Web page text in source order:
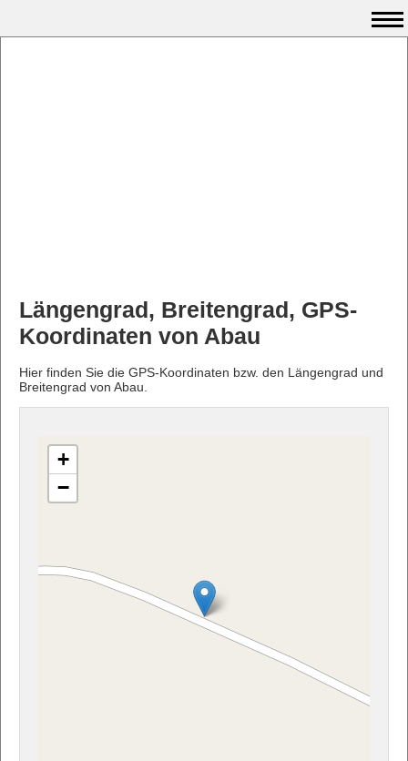
Längengrad, Breitengrad, GPS-
Koordinaten von Abau
Hier finden Sie die GPS-Koordinaten bzw. den Längengrad und
Breitengrad von Abau.
+
−